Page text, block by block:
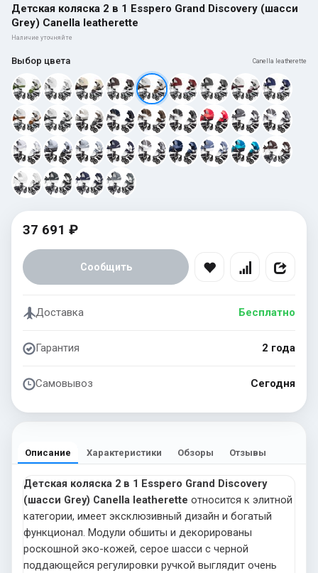
Детская коляска 2 в 1 Esspero Grand Discovery (шасси
Grey) Canella leatherette
Наличие уточняйте
Выбор цвета Canella leatherette
37 691 ₽
Сообщить
Доставка Бесплатно
Гарантия 2 года
Самовывоз Сегодня
Описание Характеристики Обзоры Отзывы
Детская коляска 2 в 1 Esspero Grand Discovery
(шасси Grey) Canella leatherette относится к элитной
категории, имеет эксклюзивный дизайн и богатый
функционал. Модули обшиты и декорированы
роскошной эко-кожей, серое шасси с черной
поддающейся регулировки ручкой выглядит очень